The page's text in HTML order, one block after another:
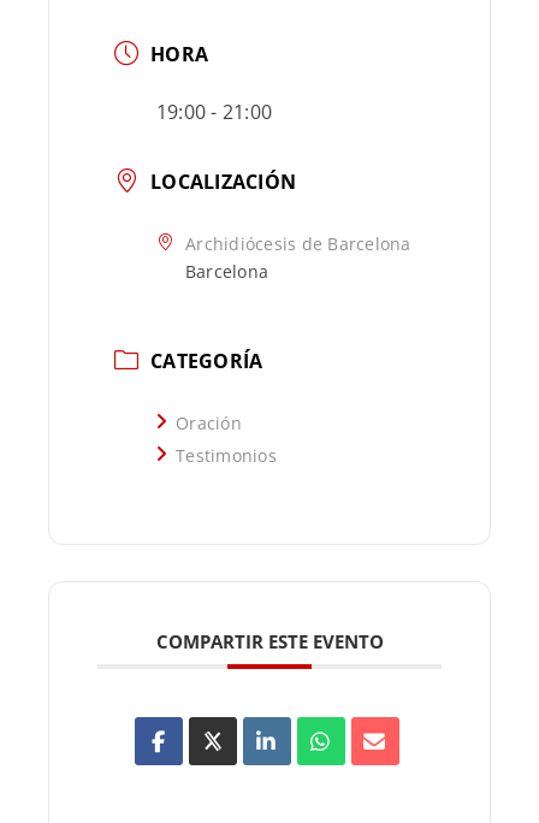
HORA
19:00 - 21:00
LOCALIZACIÓN
Archidiócesis de Barcelona
Barcelona
CATEGORÍA
Oración
Testimonios
COMPARTIR ESTE EVENTO